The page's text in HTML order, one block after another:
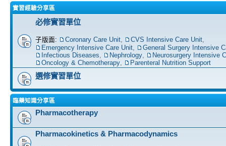
實習經驗分享區
必修實習單位
子版面: Coronary Care Unit, CVS Intensive Care Unit,
Emergency Intensive Care Unit,
General Surgery Intensive
Infectious Diseases, Nephrology,
Neurosurgery Intensive
Oncology & Chemotherapy, Parenteral Nutrition Support
選修實習單位
臨藥知識分享區
Pharmacotherapy
Pharmacokinetics & Pharmacodynamics